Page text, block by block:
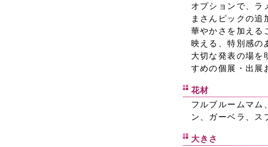
オプションで、ラ
まさんピックの追
華やかさを加える
映える、特別感の
大切な発表の場を
すめの個展・出展
花材
フルブルームマム
ン、ガーベラ、ス
大きさ